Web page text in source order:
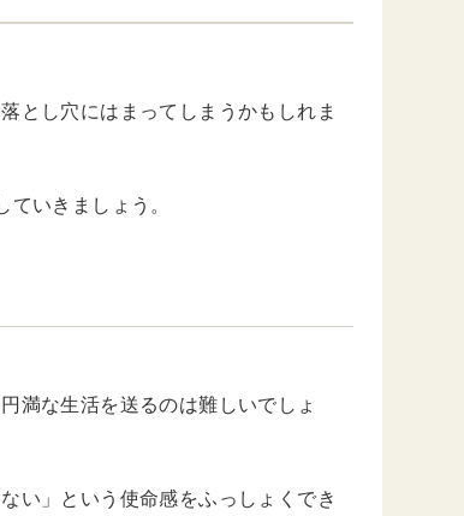
とし穴にはまってしまうかもしれま
いきましょう。
満な生活を送るのは難しいでしょ
い」という使命感をふっしょくでき